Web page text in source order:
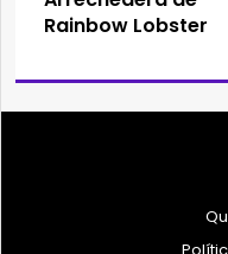
Rainbow Lobster